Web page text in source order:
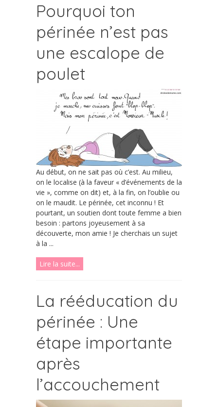
Pourquoi ton
périnée n’est pas
une escalope de
poulet
Au début, on ne sait pas où c’est. Au milieu,
on le localise (à la faveur « d’événements de la
vie », comme on dit) et, à la fin, on l’oublie ou
on le maudit. Le périnée, cet inconnu ! Et
pourtant, un soutien dont toute femme a bien
besoin : partons joyeusement à sa
découverte, mon amie ! Je cherchais un sujet
à la ...
Lire la suite...
La rééducation du
périnée : Une
étape importante
après
l’accouchement